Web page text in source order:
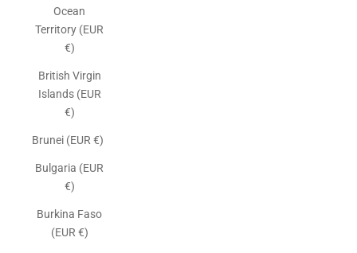
Ocean
Territory (EUR
€)
British Virgin
Islands (EUR
€)
Brunei (EUR €)
Bulgaria (EUR
€)
Burkina Faso
(EUR €)